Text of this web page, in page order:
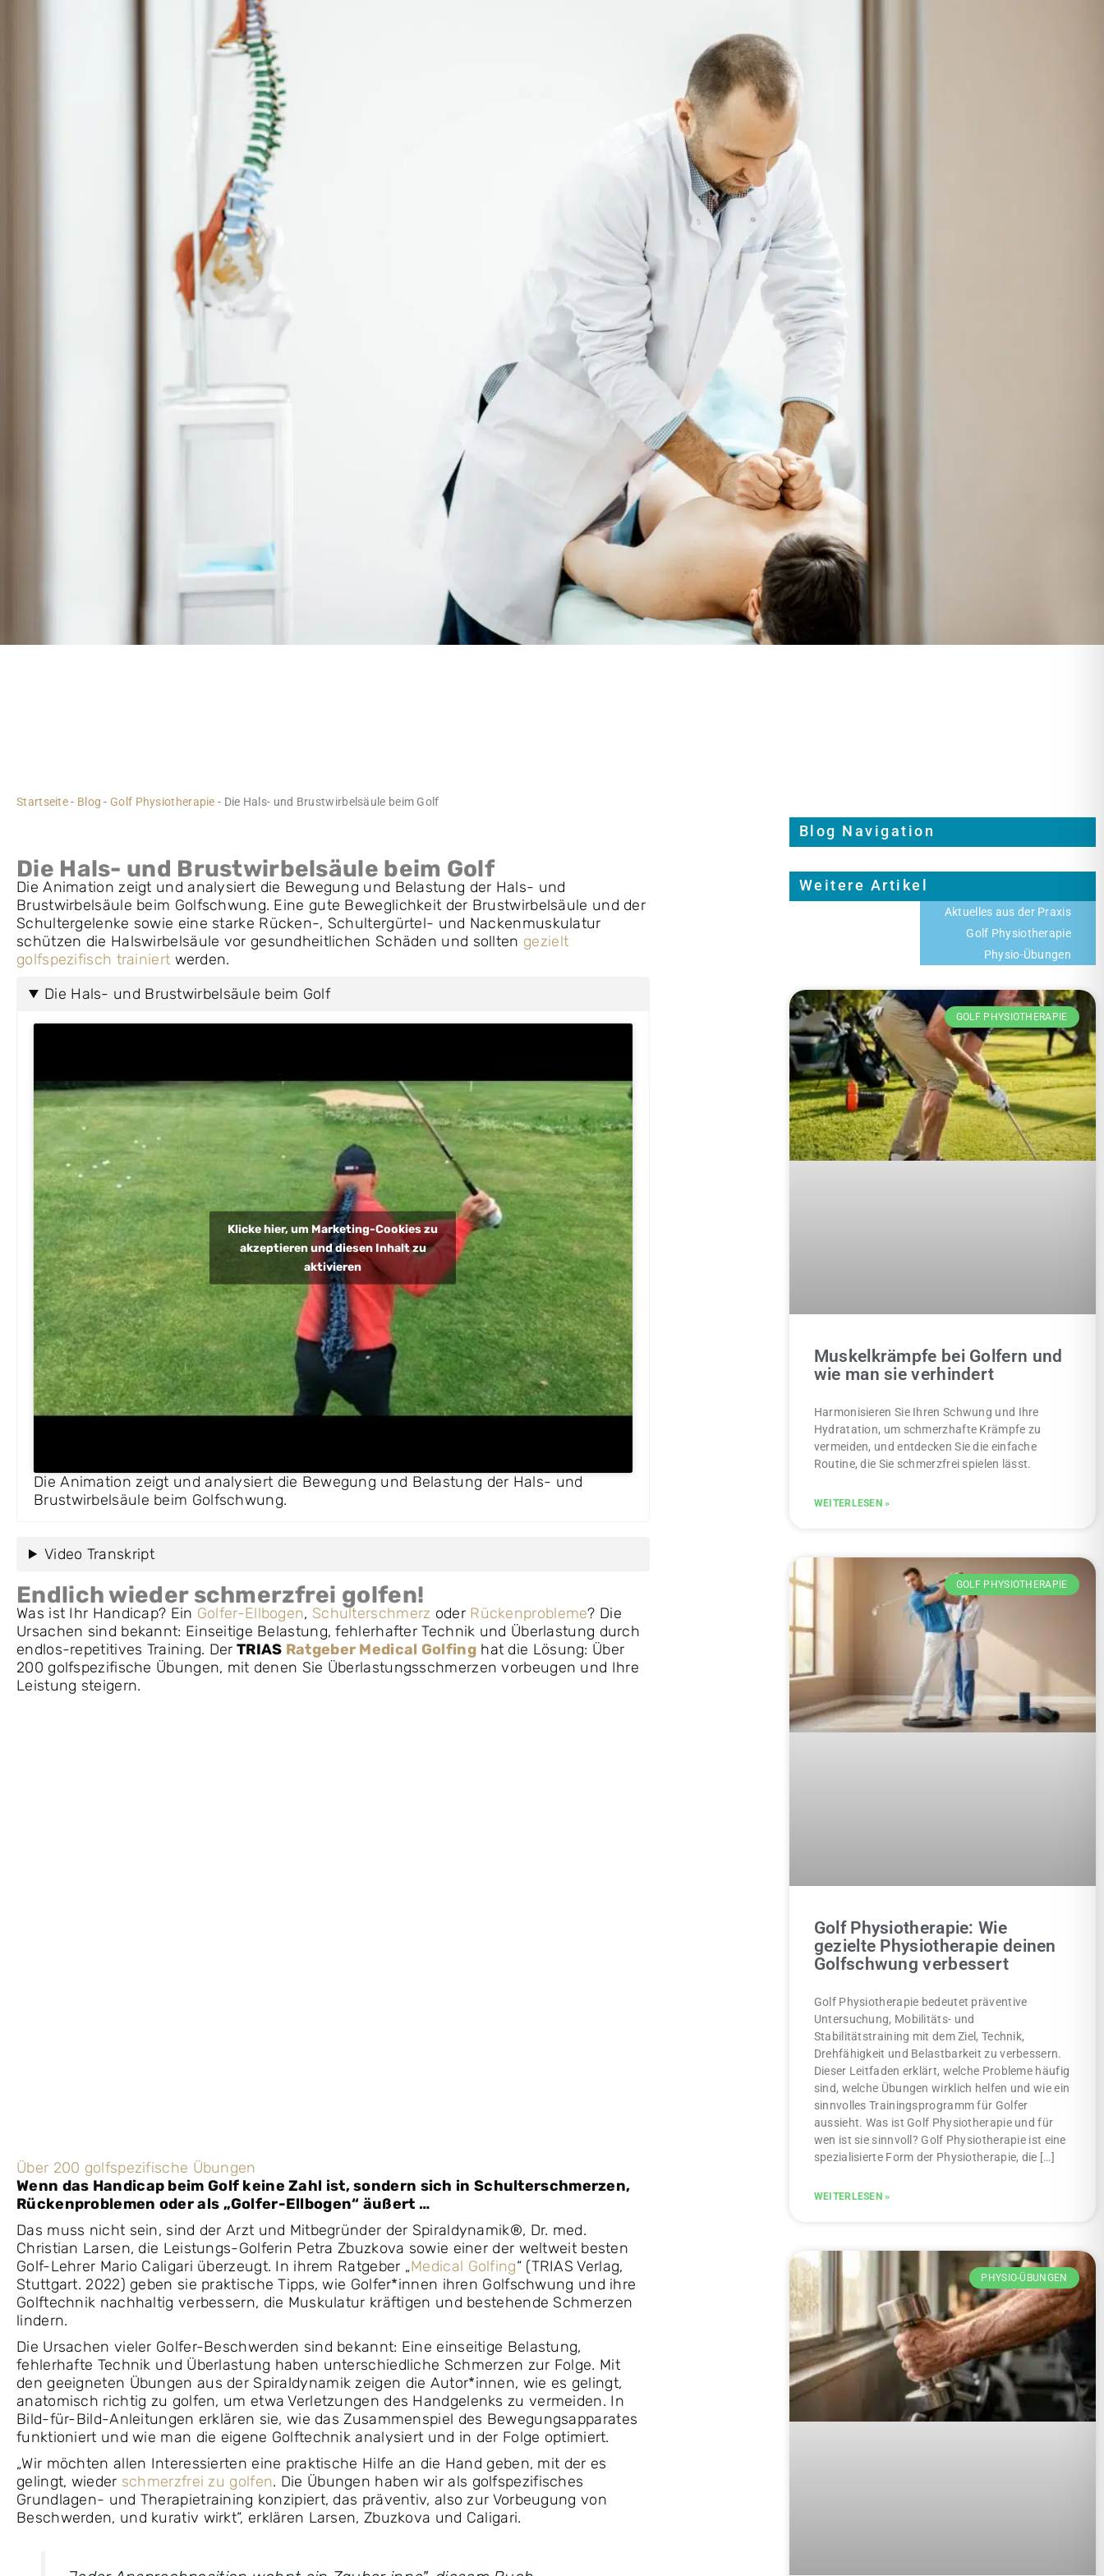
Startseite- Blog - Golf Physiotherapie - Die Hals- und Brustwirbelsäule beim Golf
Die Hals- und Brustwirbelsäule beim Golf
Die Animation zeigt und analysiert die Bewegung und Belastung der Hals- und
Brustwirbelsäule beim Golfschwung. Eine gute Beweglichkeit der Brustwirbelsäule und der
Schultergelenke sowie eine starke Rücken-, Schultergürtel- und Nackenmuskulatur
schützen die Halswirbelsäule vor gesundheitlichen Schäden und sollten gezielt
golfspezifisch trainiert werden.
Die Hals- und Brustwirbelsäule beim Golf
Klicke hier, um Marketing-Cookies zu
akzeptieren und diesen Inhalt zu
aktivieren
Die Animation zeigt und analysiert die Bewegung und Belastung der Hals- und
Brustwirbelsäule beim Golfschwung.
Video Transkript
Endlich wieder schmerzfrei golfen!
Was ist Ihr Handicap? Ein Golfer-Ellbogen, Schulterschmerz oder Rückenprobleme? Die
Ursachen sind bekannt: Einseitige Belastung, fehlerhafter Technik und Überlastung durch
endlos-repetitives Training. Der TRIAS Ratgeber Medical Golfinghat die Lösung: Über
200 golfspezifische Übungen, mit denen Sie Überlastungsschmerzen vorbeugen und Ihre
Leistung steigern.
Über 200 golfspezifische Übungen
Wenn das Handicap beim Golf keine Zahl ist, sondern sich in Schulterschmerzen,
Rückenproblemen oder als „Golfer-Ellbogen“ äußert …
Das muss nicht sein, sind der Arzt und Mitbegründer der Spiraldynamik®, Dr. med.
Christian Larsen, die Leistungs-Golferin Petra Zbuzkova sowie einer der weltweit besten
Golf-Lehrer Mario Caligari überzeugt. In ihrem Ratgeber „Medical Golfing“ (TRIAS Verlag,
Stuttgart. 2022) geben sie praktische Tipps, wie Golfer*innen ihren Golfschwung und ihre
Golftechnik nachhaltig verbessern, die Muskulatur kräftigen und bestehende Schmerzen
lindern.
Die Ursachen vieler Golfer-Beschwerden sind bekannt: Eine einseitige Belastung,
fehlerhafte Technik und Überlastung haben unterschiedliche Schmerzen zur Folge. Mit
den geeigneten Übungen aus der Spiraldynamik zeigen die Autor*innen, wie es gelingt,
anatomisch richtig zu golfen, um etwa Verletzungen des Handgelenks zu vermeiden. In
Bild-für-Bild-Anleitungen erklären sie, wie das Zusammenspiel des Bewegungsapparates
funktioniert und wie man die eigene Golftechnik analysiert und in der Folge optimiert.
„Wir möchten allen Interessierten eine praktische Hilfe an die Hand geben, mit der es
gelingt, wieder schmerzfrei zu golfen. Die Übungen haben wir als golfspezifisches
Grundlagen- und Therapietraining konzipiert, das präventiv, also zur Vorbeugung von
Beschwerden, und kurativ wirkt“, erklären Larsen, Zbuzkova und Caligari.
Blog Navigation
Weitere Artikel
Aktuelles aus der Praxis
Golf Physiotherapie
Physio-Übungen
GOLF PHYSIOTHERAPIE
Muskelkrämpfe bei Golfern und
wie man sie verhindert
Harmonisieren Sie Ihren Schwung und Ihre
Hydratation, um schmerzhafte Krämpfe zu
vermeiden, und entdecken Sie die einfache
Routine, die Sie schmerzfrei spielen lässt.
WEITERLESEN »
GOLF PHYSIOTHERAPIE
Golf Physiotherapie: Wie
gezielte Physiotherapie deinen
Golfschwung verbessert
Golf Physiotherapie bedeutet präventive
Untersuchung, Mobilitäts- und
Stabilitätstraining mit dem Ziel, Technik,
Drehfähigkeit und Belastbarkeit zu verbessern.
Dieser Leitfaden erklärt, welche Probleme häufig
sind, welche Übungen wirklich helfen und wie ein
sinnvolles Trainingsprogramm für Golfer
aussieht. Was ist Golf Physiotherapie und für
wen ist sie sinnvoll? Golf Physiotherapie ist eine
spezialisierte Form der Physiotherapie, die […]
WEITERLESEN »
PHYSIO-ÜBUNGEN